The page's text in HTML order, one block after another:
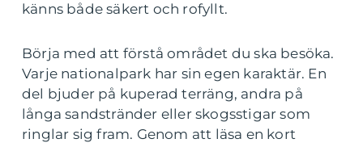
känns både säkert och rofyllt.
Börja med att förstå området du ska besöka.
Varje nationalpark har sin egen karaktär. En
del bjuder på kuperad terräng, andra på
långa sandstränder eller skogsstigar som
ringlar sig fram. Genom att läsa en kort